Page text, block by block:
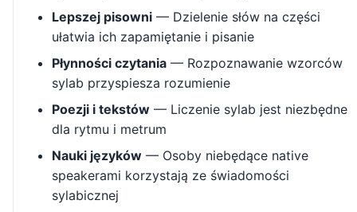
Lepszej pisowni — Dzielenie słów na części
ułatwia ich zapamiętanie i pisanie
Płynności czytania — Rozpoznawanie wzorców
sylab przyspiesza rozumienie
Poezji i tekstów — Liczenie sylab jest niezbędne
dla rytmu i metrum
Nauki języków — Osoby niebędące native
speakerami korzystają ze świadomości
sylabicznej